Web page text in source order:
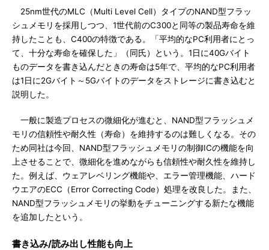
25nm世代のMLC（Multi Level Cell）タイプのNAND型フラッ
シュメモリを採用しつつ、1世代前のC300と同等の製品寿命を維
持したことも、C400の特徴である。「平均的なPC利用者にとっ
て、十分な寿命を確保した」（同氏）という。1日に40Gバイト
ものデータを書き込んだときの寿命は5年で、平均的なPC利用者
は1日に2Gバイト～5Gバイトのデータをストレージに書き込むと
説明した。
一般に製造プロセスの微細化が進むと、NAND型フラッシュメ
モリの信頼性や耐久性（寿命）を維持するのは難しくなる。その
ため同社は今回、NAND型フラッシュメモリの制御ICの機能を向
上させることで、微細化を進めながらも信頼性や耐久性を維持し
た。例えば、ウェアレベリング機能や、エラー管理機能、ハード
ウエアのECC（Error Correcting Code）処理を改良した。また、
NAND型フラッシュメモリの挙動をチューニングする新たな機能
を追加したという。
書き込み/読み出し性能も向上